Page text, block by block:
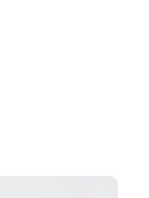
floral quantidade